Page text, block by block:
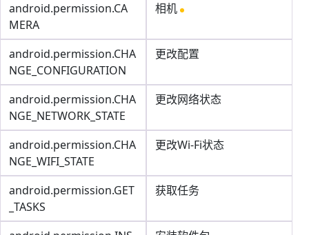
android.permission.CA
MERA
相机
android.permission.CHA
NGE_CONFIGURATION
更改配置
android.permission.CHA
NGE_NETWORK_STATE
更改网络状态
android.permission.CHA
NGE_WIFI_STATE
更改Wi-Fi状态
android.permission.GET
_TASKS
获取任务